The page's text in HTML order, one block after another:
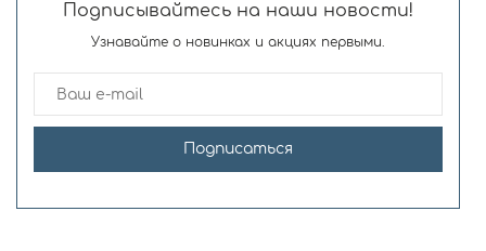
Подписывайтесь на наши новости!
Узнавайте о новинках и акциях первыми.
Подписаться